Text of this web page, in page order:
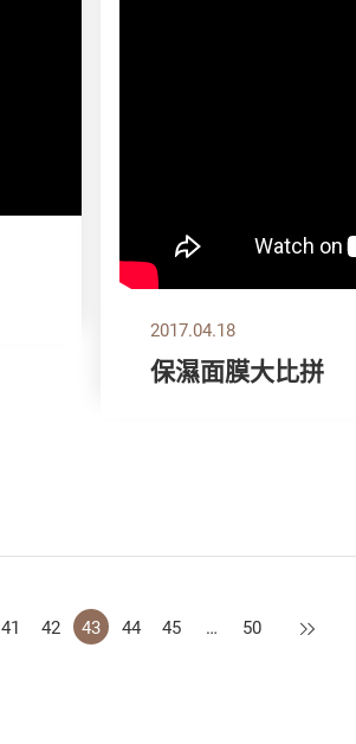
2017.04.18
保濕面膜大比拼
41 42 43 44 45 … 50 下一頁